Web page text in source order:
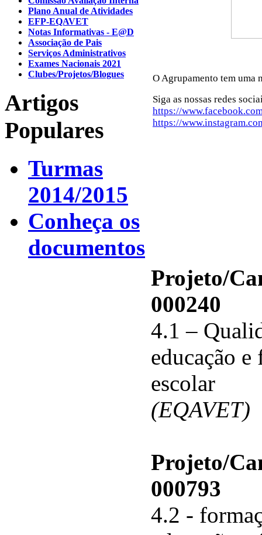
O Agrupamento tem uma
Siga as nossas redes
https://
https://
Projeto/
000240
4.1 –
educação e
escolar
(EQAVET)
Projeto/
000793
4.2 -
Plano Anual de Atividades
EFP-EQAVET
Notas Informativas - E@D
Associação de Pais
Serviços Administrativos
Exames Nacionais 2021
Clubes/Projetos/Blogues
Artigos
Populares
Turmas
2014/2015
Conheça os
documentos